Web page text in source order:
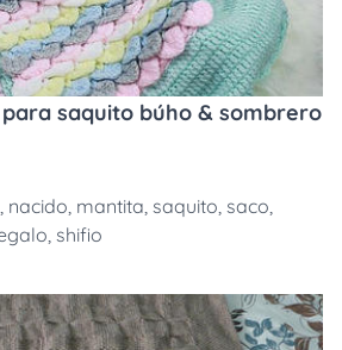
saquito búho & sombrero
, nacido, mantita, saquito, saco,
, shifio